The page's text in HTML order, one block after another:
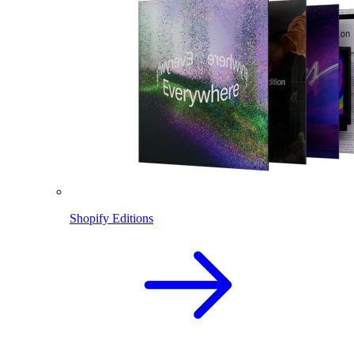
Shopify Editions